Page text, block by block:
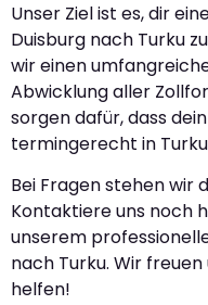
Unser Ziel ist es, dir
Duisburg nach Turku
wir einen
Abwicklung aller
sorgen dafür, dass
termingerecht in
Bei Fragen stehen wir
Kontaktiere uns noch
unserem
nach Turku. Wir
helfen!